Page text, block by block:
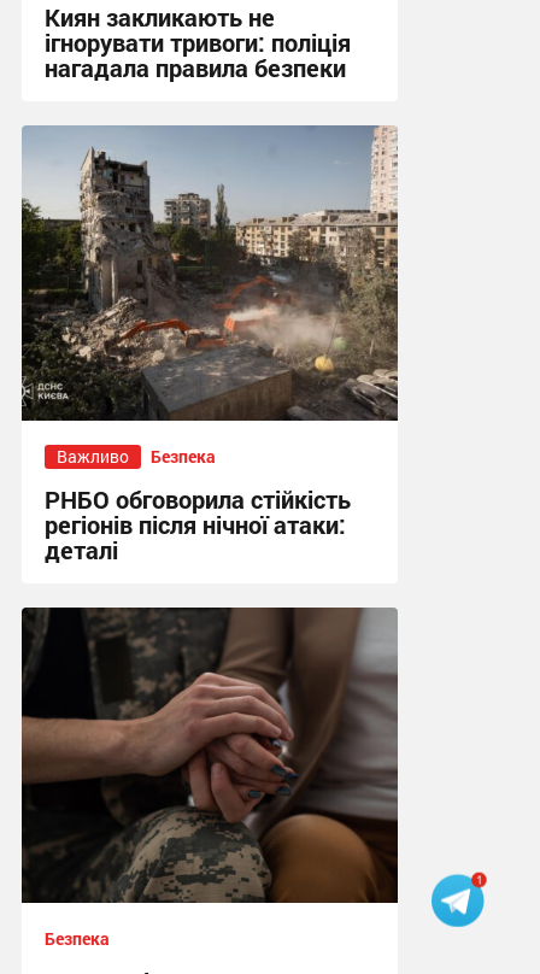
Киян закликають не
ігнорувати тривоги: поліція
нагадала правила безпеки
00:23 сьогодні
Важливо Безпека
РНБО обговорила стійкість
регіонів після нічної атаки:
деталі
19:36 вчора
Безпека